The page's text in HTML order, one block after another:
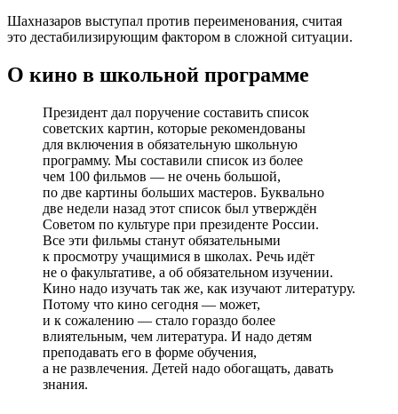
Шахназаров выступал против переименования, считая
это дестабилизирующим фактором в сложной ситуации.
О кино в школьной программе
Президент дал поручение составить список
советских картин, которые рекомендованы
для включения в обязательную школьную
программу. Мы составили список из более
чем 100 фильмов — не очень большой,
по две картины больших мастеров. Буквально
две недели назад этот список был утверждён
Советом по культуре при президенте России.
Все эти фильмы станут обязательными
к просмотру учащимися в школах. Речь идёт
не о факультативе, а об обязательном изучении.
Кино надо изучать так же, как изучают литературу.
Потому что кино сегодня — может,
и к сожалению — стало гораздо более
влиятельным, чем литература. И надо детям
преподавать его в форме обучения,
а не развлечения. Детей надо обогащать, давать
знания.